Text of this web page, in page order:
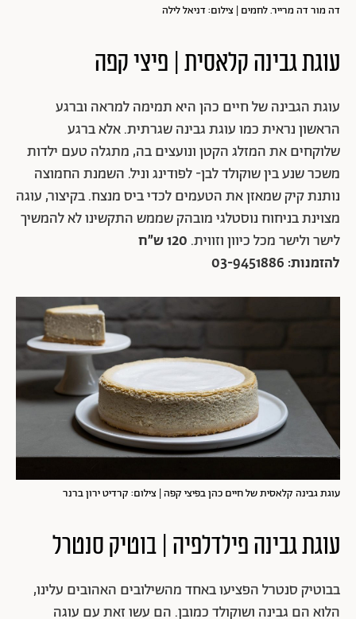
דה מור דה מרייר. לחמים | צילום: דניאל לילה
עוגת גבינה קלאסית | פיצי קפה
עוגת הגבינה של חיים כהן היא תמימה למראה וברגע
הראשון נראית כמו עוגת גבינה שגרתית. אלא ברגע
שלוקחים את המזלג הקטן ונועצים בה, מתגלה טעם ילדות
משכר שנע בין שוקולד לבן- לפודינג וניל. השמנת החמוצה
נותנת קיק שמאזן את הטעמים לכדי ביס מנצח. בקיצור, עוגה
מצוינת בניחוח נוסטלגי מובהק שממש התקשינו לא להמשיך
לישר ולישר מכל כיוון וזווית. 120 ש״ח
להזמנות: 03-9451886
עוגת גבינה קלאסית של חיים כהן בפיצי קפה | צילום: קרדיט ירון ברנר
עוגת גבינה פילדלפיה | בוטיק סנטרל
בבוטיק סנטרל הפציעו באחד מהשילובים האהובים עלינו,
הלוא הם גבינה ושוקולד כמובן. הם עשו זאת עם עוגה